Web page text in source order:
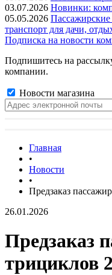
03.07.2026 Новинки:
05.05.2026
транспорт для дачи,
Подписка на новости
Подпишитесь на
компании.
Новости магазина
Главная
•
Новости
•
Предзаказ
26.01.2026
Предзаказ
трициклов